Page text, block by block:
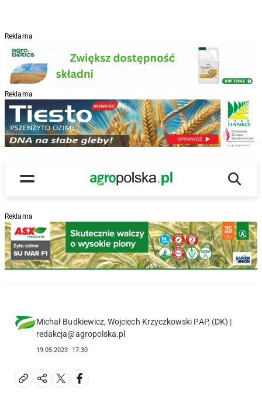
Reklama
Reklama
Menu
Main Logo
Reklama
Michał Budkiewicz, Wojciech Krzyczkowski PAP, (DK) |
redakcja@agropolska.pl
19.05.2023 17:30